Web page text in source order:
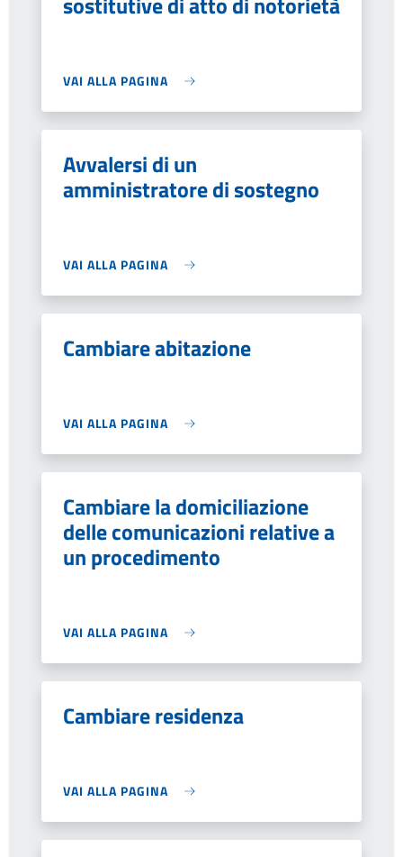
VAI ALLA PAGINA
Avvalersi di un
amministratore di sostegno
VAI ALLA PAGINA
Cambiare abitazione
VAI ALLA PAGINA
Cambiare la domiciliazione
delle comunicazioni relative a
un procedimento
VAI ALLA PAGINA
Cambiare residenza
VAI ALLA PAGINA